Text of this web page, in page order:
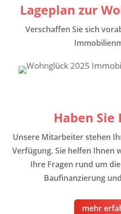
Lageplan zur
Verschaffen Sie sich
Haben Sie
Unsere Mitarbeiter stehen
Verfügung. Sie helfen Ihnen
Ihre Fragen rund um
Baufinanzierung
mehr